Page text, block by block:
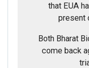
that EUA
present
Both Bharat
come back